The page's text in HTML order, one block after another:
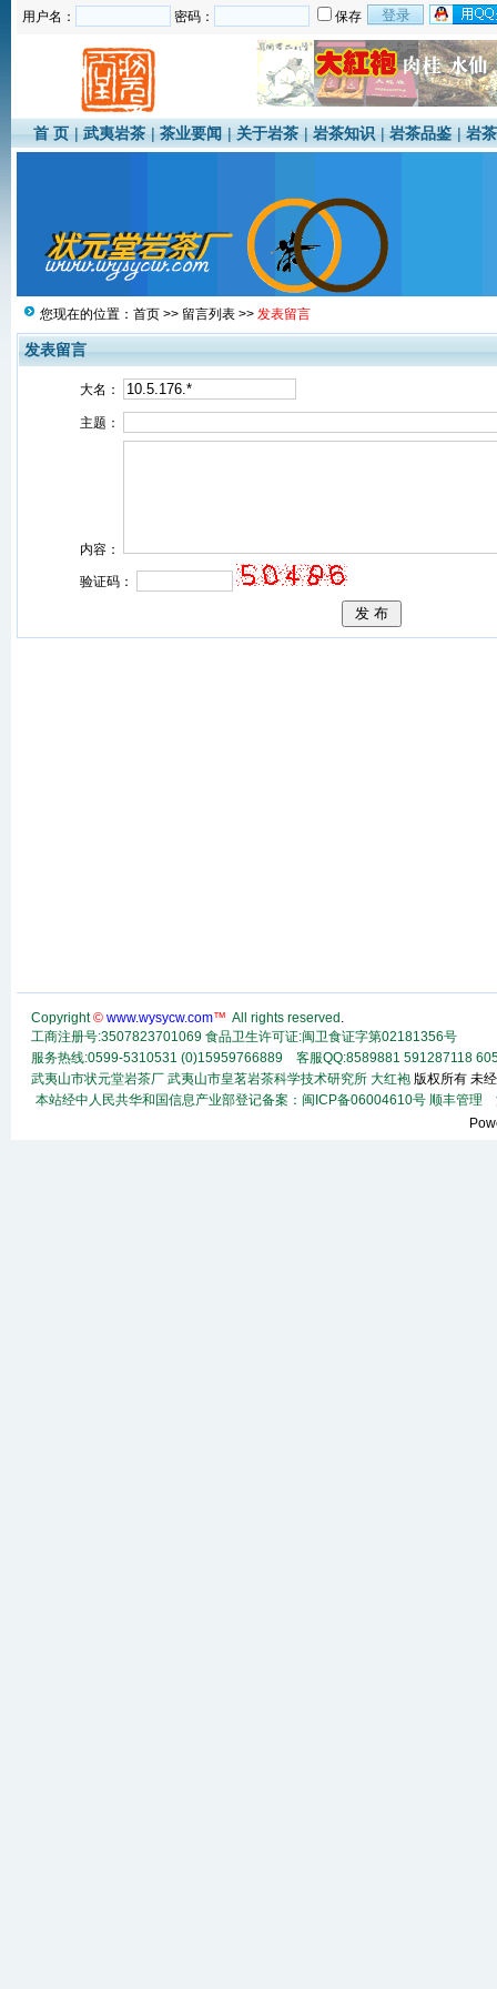
用户名： 密码： 保存
首 页 |武夷岩茶 |茶业要闻 |关于岩茶 |岩茶知识 |岩茶品鉴 |岩
您现在的位置： 首页 >> 留言列表 >> 发表留言
发表留言
大名：
主题：
内容：
验证码：
Copyright© www.wysycw.com™ All rights reserved .
工商注册号:3507823701069 食品卫生许可证:闽卫食证字第02181356号
服务热线:0599-5310531 (0)15959766889 客服QQ:8589881 591287118
武夷山市状元堂岩茶厂 武夷山市皇茗岩茶科学技术研究所 大红袍 版权所有 未
本站经中人民共华和国信息产业部登记备案：闽ICP备06004610号 顺丰管理